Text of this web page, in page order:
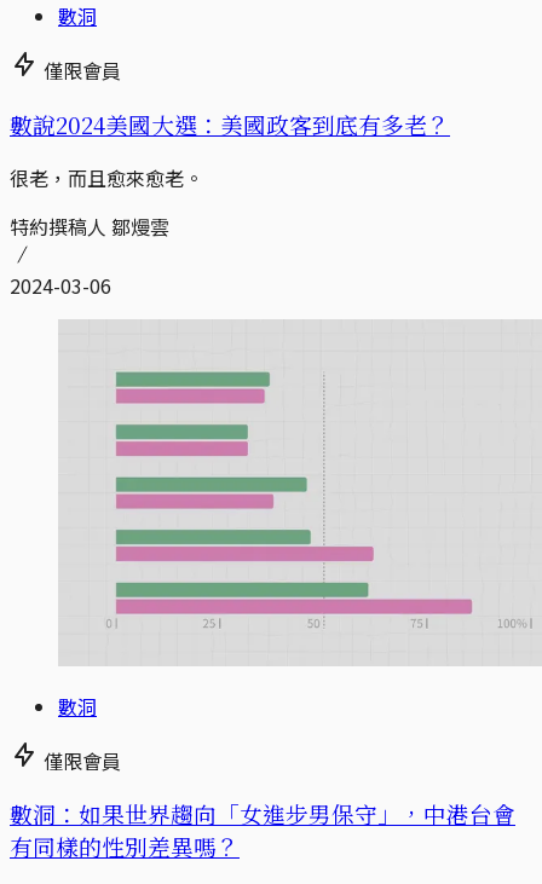
數洞
僅限會員
數說2024美國大選：美國政客到底有多老？
很老，而且愈來愈老。
特約撰稿人 鄒熳雲
2024-03-06
數洞
僅限會員
數洞：如果世界趨向「女進步男保守」，中港台會
有同樣的性別差異嗎？